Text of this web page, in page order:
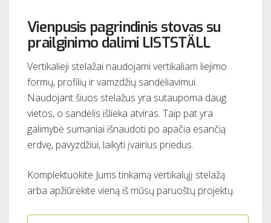
Vienpusis pagrindinis stovas su
prailginimo dalimi LISTSTÄLL
Vertikalieji stelažai naudojami vertikaliam liejimo
formų, profilių ir vamzdžių sandėliavimui.
Naudojant šiuos stelažus yra sutaupoma daug
vietos, o sandėlis išlieka atviras. Taip pat yra
galimybė sumaniai išnaudoti po apačia esančią
erdvę, pavyzdžiui, laikyti įvairius priedus.
Komplektuokite Jums tinkamą vertikalųjį stelažą
arba apžiūrėkite vieną iš mūsų paruoštų projektų.